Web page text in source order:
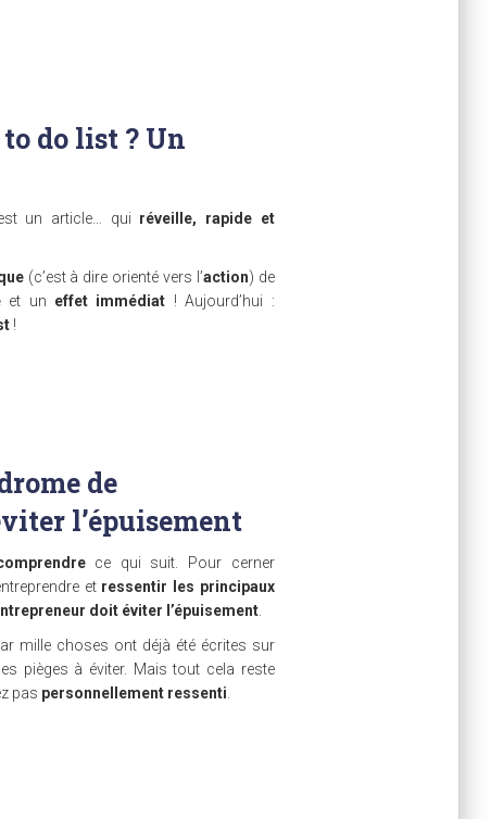
do list ? Un
un article… qui réveille, rapide et
(c’est à dire orienté vers l’action) de
et un effet immédiat ! Aujourd’hui :
!
de
l’épuisement
ce qui suit. Pour cerner
et ressentir les principaux
doit éviter l’épuisement.
mille choses ont déjà été écrites sur
pièges à éviter. Mais tout cela reste
pas personnellement ressenti